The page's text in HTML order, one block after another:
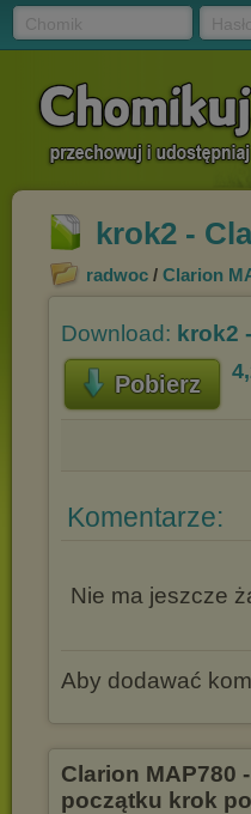
krok2 -
radwoc / Clarion
Download: krok2
Pobierz
Komentarze:
Nie ma jeszcze
Aby dodawać
Clarion MAP780
początku krok